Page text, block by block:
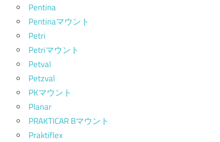
Pentina
Pentinaマウント
Petri
Petriマウント
Petval
Petzval
PKマウント
Planar
PRAKTICAR Bマウント
Praktiflex